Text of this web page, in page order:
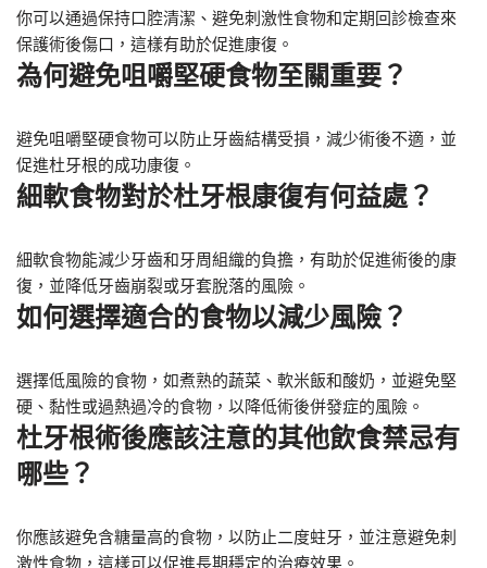
你可以通過保持口腔清潔、避免刺激性食物和定期回診檢查來
保護術後傷口，這樣有助於促進康復。
為何避免咀嚼堅硬食物至關重要？
避免咀嚼堅硬食物可以防止牙齒結構受損，減少術後不適，並
促進杜牙根的成功康復。
細軟食物對於杜牙根康復有何益處？
細軟食物能減少牙齒和牙周組織的負擔，有助於促進術後的康
復，並降低牙齒崩裂或牙套脫落的風險。
如何選擇適合的食物以減少風險？
選擇低風險的食物，如煮熟的蔬菜、軟米飯和酸奶，並避免堅
硬、黏性或過熱過冷的食物，以降低術後併發症的風險。
杜牙根術後應該注意的其他飲食禁忌有
哪些？
你應該避免含糖量高的食物，以防止二度蛀牙，並注意避免刺
激性食物，這樣可以促進長期穩定的治療效果。